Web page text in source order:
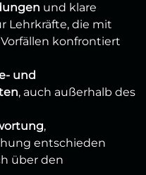
und klare
Lehrkräfte, die mit
konfrontiert
und
, auch außerhalb des
,
entschieden
über den